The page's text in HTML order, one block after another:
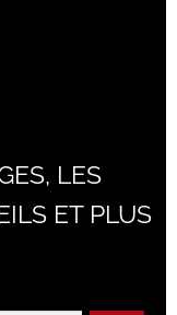
LES
ET PLUS